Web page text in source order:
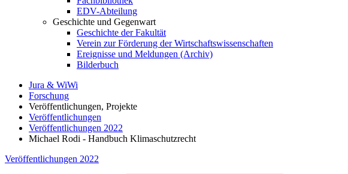
EDV-Abteilung
Geschichte und Gegenwart
Geschichte der Fakultät
Verein zur Förderung der Wirtschaftswissenschaften
Ereignisse und Meldungen (Archiv)
Bilderbuch
Jura & WiWi
Forschung
Veröffentlichungen, Projekte
Veröffentlichungen
Veröffentlichungen 2022
Michael Rodi - Handbuch Klimaschutzrecht
Veröffentlichungen 2022